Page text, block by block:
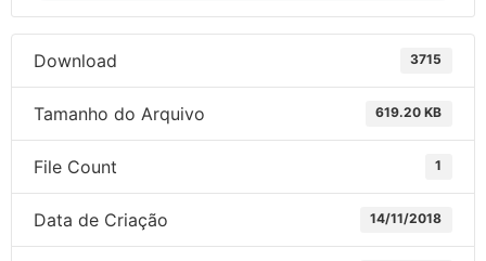
Download 3715
Tamanho do Arquivo 619.20 KB
File Count 1
Data de Criação 14/11/2018